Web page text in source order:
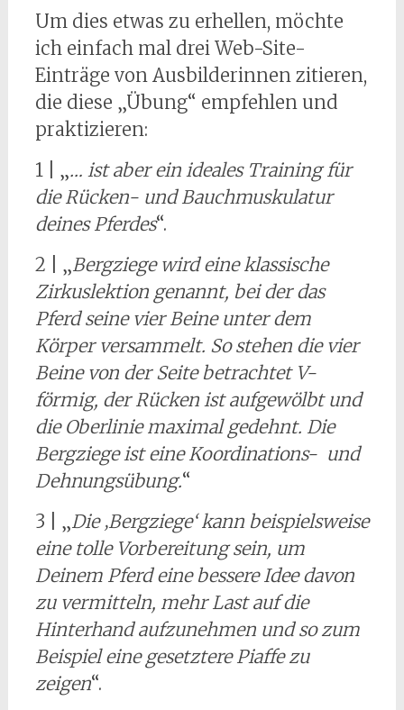
Um dies etwas zu erhellen, möchte
ich einfach mal drei Web-Site-
Einträge von Ausbilderinnen zitieren,
die diese „Übung“ empfehlen und
praktizieren:
1 | „… ist aber ein ideales Training für
die Rücken- und Bauchmuskulatur
deines Pferdes“.
2 | „Bergziege wird eine klassische
Zirkuslektion genannt, bei der das
Pferd seine vier Beine unter dem
Körper versammelt. So stehen die vier
Beine von der Seite betrachtet V-
förmig, der Rücken ist aufgewölbt und
die Oberlinie maximal gedehnt. Die
Bergziege ist eine Koordinations- und
Dehnungsübung.“
3 | „Die ‚Bergziege‘ kann beispielsweise
eine tolle Vorbereitung sein, um
Deinem Pferd eine bessere Idee davon
zu vermitteln, mehr Last auf die
Hinterhand aufzunehmen und so zum
Beispiel eine gesetztere Piaffe zu
zeigen“.